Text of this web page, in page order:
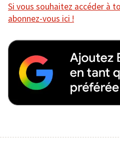
Si vous souhaitez accéder à
abonnez-vous ici !